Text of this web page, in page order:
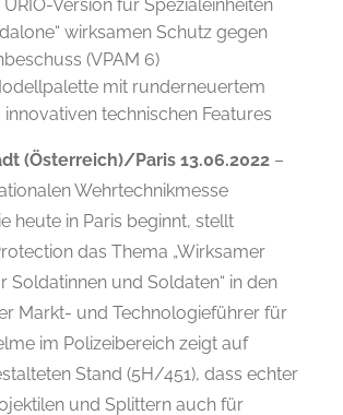
Version für Spezialeinheiten
wirksamen Schutz gegen
(VPAM 6)
mit runderneuertem
innovativen technischen Features
(Österreich)/Paris 13.06.2022 –
Wehrtechnikmesse
heute in Paris beginnt, stellt
das Thema „Wirksamer
Soldatinnen und Soldaten“ in den
Markt- und Technologieführer für
im Polizeibereich zeigt auf
Stand (5H/451), dass echter
und Splittern auch für